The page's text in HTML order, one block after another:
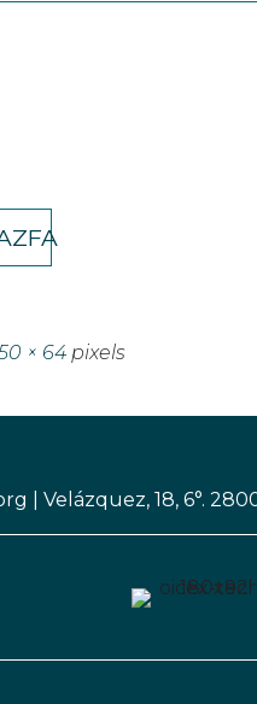
× 64 pixels
Velázquez, 18, 6°.